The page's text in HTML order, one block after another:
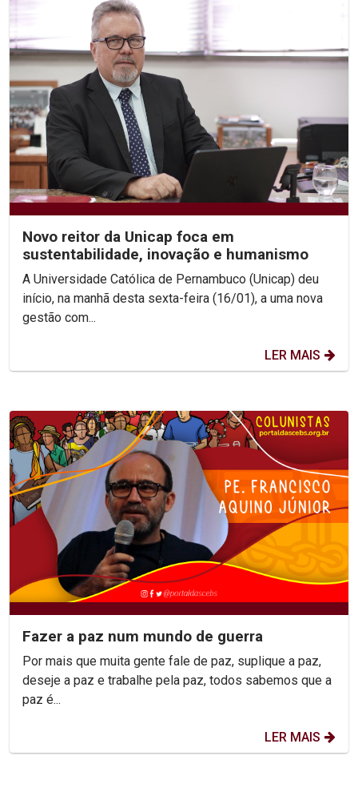
Novo reitor da Unicap foca em
sustentabilidade, inovação e humanismo
A Universidade Católica de Pernambuco (Unicap) deu
início, na manhã desta sexta-feira (16/01), a uma nova
gestão com...
LER MAIS
Fazer a paz num mundo de guerra
Por mais que muita gente fale de paz, suplique a paz,
deseje a paz e trabalhe pela paz, todos sabemos que a
paz é...
LER MAIS